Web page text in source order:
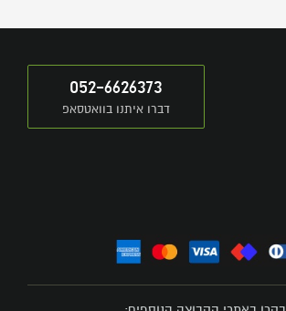
052-6626373
דברו איתנו בוואטסאפ